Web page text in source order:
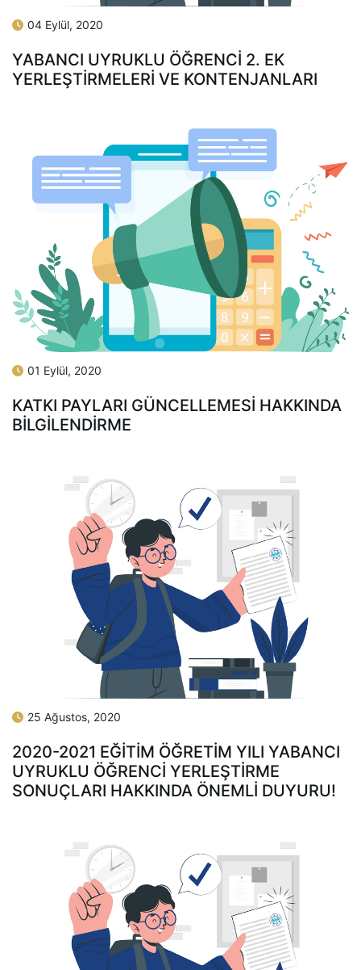
04 Eylül, 2020
YABANCI UYRUKLU ÖĞRENCI 2. EK
YERLEŞTIRMELERI VE KONTENJANLARI
01 Eylül, 2020
KATKI PAYLARI GÜNCELLEMESİ HAKKINDA
BİLGİLENDİRME
25 Ağustos, 2020
2020-2021 EĞİTİM ÖĞRETİM YILI YABANCI
UYRUKLU ÖĞRENCİ YERLEŞTİRME
SONUÇLARI HAKKINDA ÖNEMLİ DUYURU!